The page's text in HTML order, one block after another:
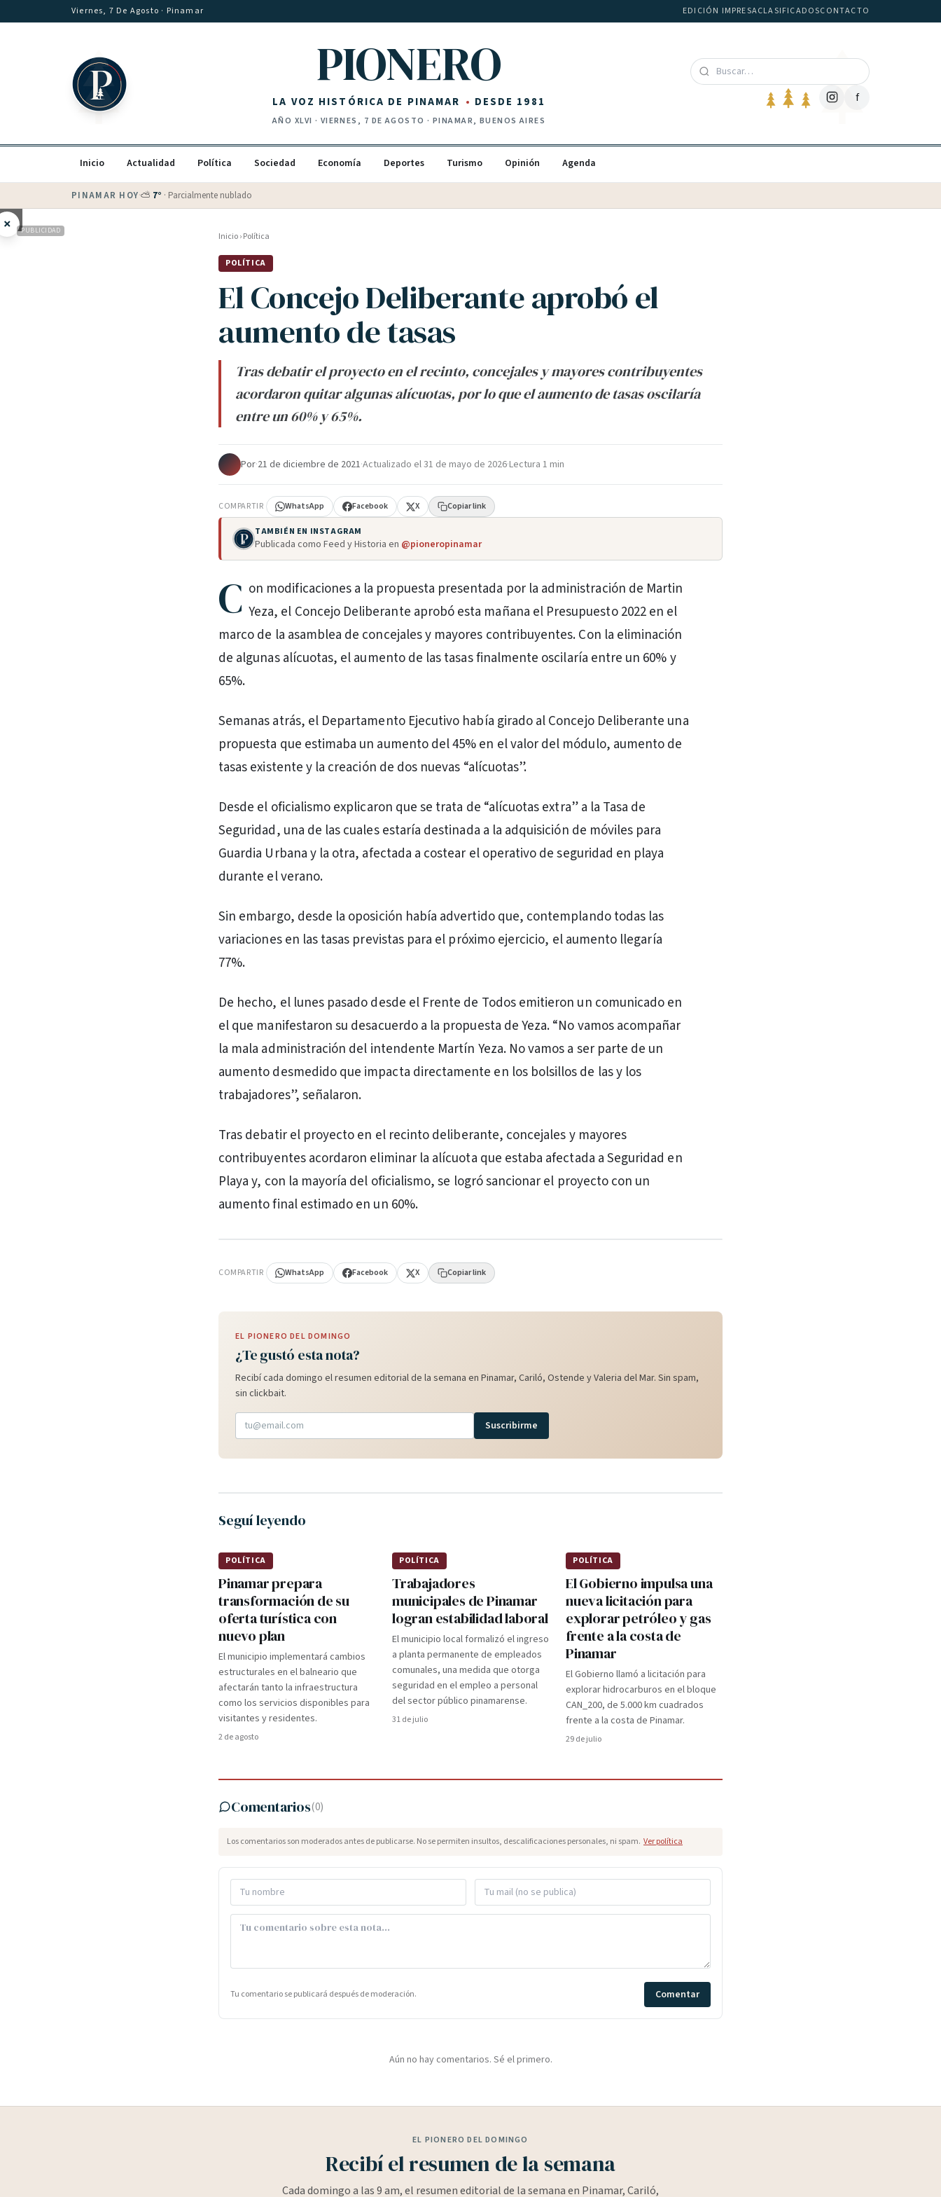
Saltar al contenidoViernes, 7 De Agosto · Pinamar EDICIÓN IMPRESACLASIFICADOSCONTACTO
PIONERO
LA VOZ HISTÓRICA DE PINAMAR DESDE 1981
AÑO XLVI · VIERNES, 7 DE AGOSTO · PINAMAR, BUENOS AIRES
f
Inicio Actualidad Política Sociedad Economía Deportes Turismo Opinión Agenda
PINAMAR HOY·💵 Dólar blue$1530 · oficial $
× PUBLICIDAD Inicio›Política
POLÍTICA
El Concejo Deliberante aprobó el
aumento de tasas
Tras debatir el proyecto en el recinto, concejales y mayores contribuyentes
acordaron quitar algunas alícuotas, por lo que el aumento de tasas oscilaría
entre un 60% y 65%.
Por·21 de diciembre de 2021·Actualizado el31 de mayo de 2026·Lectura 1 min
COMPARTIR WhatsApp Facebook X Copiar link
TAMBIÉN EN INSTAGRAM
Publicada como Feed y Historia en @pioneropinamar
C on modificaciones a la propuesta presentada por la administración de Martin
Yeza, el Concejo Deliberante aprobó esta mañana el Presupuesto 2022 en el
marco de la asamblea de concejales y mayores contribuyentes. Con la eliminación
de algunas alícuotas, el aumento de las tasas finalmente oscilaría entre un 60% y
65%.
Semanas atrás, el Departamento Ejecutivo había girado al Concejo Deliberante una
propuesta que estimaba un aumento del 45% en el valor del módulo, aumento de
tasas existente y la creación de dos nuevas “alícuotas”.
Desde el oficialismo explicaron que se trata de “alícuotas extra” a la Tasa de
Seguridad, una de las cuales estaría destinada a la adquisición de móviles para
Guardia Urbana y la otra, afectada a costear el operativo de seguridad en playa
durante el verano.
Sin embargo, desde la oposición había advertido que, contemplando todas las
variaciones en las tasas previstas para el próximo ejercicio, el aumento llegaría
77%.
De hecho, el lunes pasado desde el Frente de Todos emitieron un comunicado en
el que manifestaron su desacuerdo a la propuesta de Yeza. “No vamos acompañar
la mala administración del intendente Martín Yeza. No vamos a ser parte de un
aumento desmedido que impacta directamente en los bolsillos de las y los
trabajadores”, señalaron.
Tras debatir el proyecto en el recinto deliberante, concejales y mayores
contribuyentes acordaron eliminar la alícuota que estaba afectada a Seguridad en
Playa y, con la mayoría del oficialismo, se logró sancionar el proyecto con un
aumento final estimado en un 60%.
COMPARTIR WhatsApp Facebook X Copiar link
EL PIONERO DEL DOMINGO
¿Te gustó esta nota?
Recibí cada domingo el resumen editorial de la semana en Pinamar, Cariló, Ostende y Valeria del Mar. Sin spam,
sin clickbait.
Suscribirme
Seguí leyendo
POLÍTICA
Pinamar prepara
transformación de su
oferta turística con
nuevo plan
El municipio implementará cambios
estructurales en el balneario que
afectarán tanto la infraestructura
como los servicios disponibles para
visitantes y residentes.
2 de agosto
POLÍTICA
Trabajadores
municipales de Pinamar
logran estabilidad laboral
El municipio local formalizó el ingreso
a planta permanente de empleados
comunales, una medida que otorga
seguridad en el empleo a personal
del sector público pinamarense.
31 de julio
POLÍTICA
El Gobierno impulsa una
nueva licitación para
explorar petróleo y gas
frente a la costa de
Pinamar
El Gobierno llamó a licitación para
explorar hidrocarburos en el bloque
CAN_200, de 5.000 km cuadrados
frente a la costa de Pinamar.
29 de julio
Comentarios(0)
Los comentarios son moderados antes de publicarse. No se permiten insultos, descalificaciones personales, ni spam. Ver política
Tu comentario se publicará después de moderación. Comentar
Aún no hay comentarios. Sé el primero.
EL PIONERO DEL DOMINGO
Recibí el resumen de la semana
Cada domingo a las 9 am, el resumen editorial de la semana en Pinamar, Cariló,